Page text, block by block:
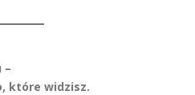
–
które widzisz.